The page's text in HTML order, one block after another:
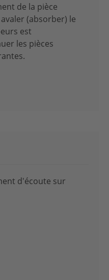
de la pièce
(absorber) le
est
les pièces
d'écoute sur